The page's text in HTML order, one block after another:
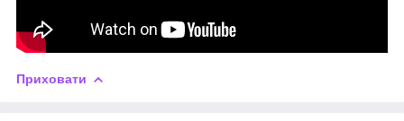
Приховати